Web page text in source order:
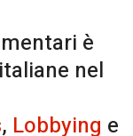
è
nel
, Lobbying e